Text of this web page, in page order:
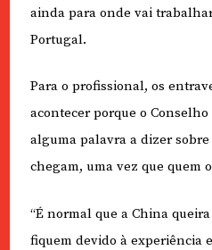
ainda para onde vai
Portugal.
Para o profissional, os
acontecer porque o
alguma palavra a dizer
chegam, uma vez que quem
“É normal que a China
fiquem devido à experiência